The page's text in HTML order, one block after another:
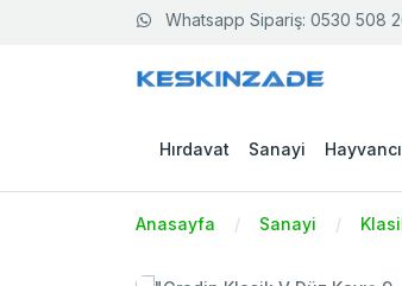
Whatsapp Sipariş: 0530 508
Hırdavat Sanayi
Anasayfa Sanayi